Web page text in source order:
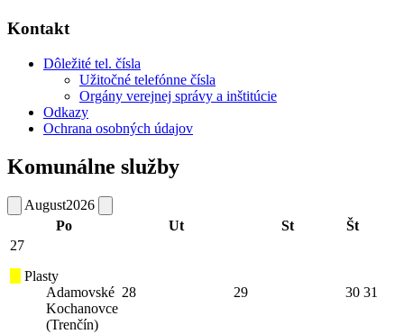
Kontakt
Dôležité tel. čísla
Užitočné telefónne čísla
Orgány verejnej správy a inštitúcie
Odkazy
Ochrana osobných údajov
Komunálne služby
August2026
Po
Ut St
Št
27
Plasty
Adamovské
Kochanovce
(Trenčín)
28 29 30 31